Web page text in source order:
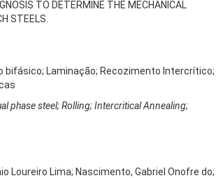
TO DETERMINE THE MECHANICAL
STEELS.
bifásico; Laminação; Recozimento Intercrítico;
phase steel; Rolling; Intercritical Annealing;
Loureiro Lima; Nascimento, Gabriel Onofre do;